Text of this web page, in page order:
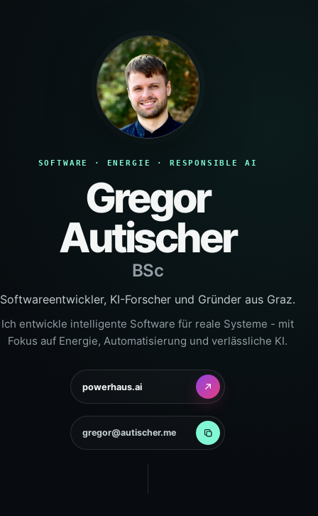
SOFTWARE · ENERGIE · RESPONSIBLE AI
Gregor
Autischer
BSc
Softwareentwickler, KI-Forscher und Gründer aus Graz.
Ich entwickle intelligente Software für reale Systeme - mit
Fokus auf Energie, Automatisierung und verlässliche KI.
powerhaus.ai
gregor@autischer.me